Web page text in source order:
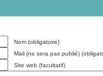
Nom (obligatoire)
Mail (ne sera pas publié)
Site web (facultatif)